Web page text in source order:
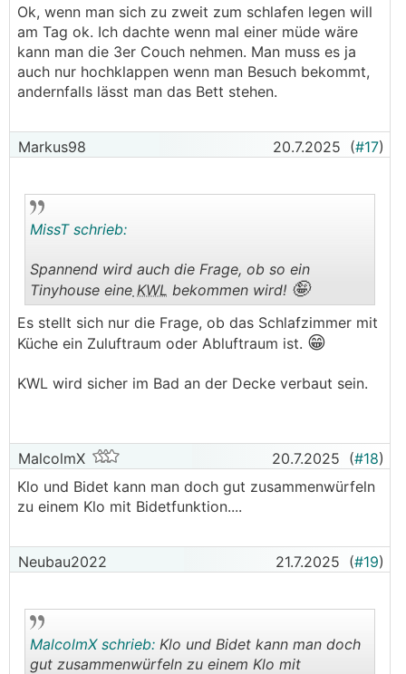
Ok, wenn man sich zu zweit zum schlafen legen will
am Tag ok. Ich dachte wenn mal einer müde wäre
kann man die 3er Couch nehmen. Man muss es ja
auch nur hochklappen wenn man Besuch bekommt,
andernfalls lässt man das Bett stehen.
Markus98 20.7.2025 (#17)
..
MissT schrieb:
Spannend wird auch die Frage, ob so ein
Tinyhouse eine KWL bekommen wird! 🤪
Es stellt sich nur die Frage, ob das Schlafzimmer mit
Küche ein Zuluftraum oder Abluftraum ist. 😁
KWL wird sicher im Bad an der Decke verbaut sein.
MalcolmX 20.7.2025 (#18)
Klo und Bidet kann man doch gut zusammenwürfeln
zu einem Klo mit Bidetfunktion....
Neubau2022 21.7.2025 (#19)
MalcolmX schrieb: Klo und Bidet kann man doch
gut zusammenwürfeln zu einem Klo mit